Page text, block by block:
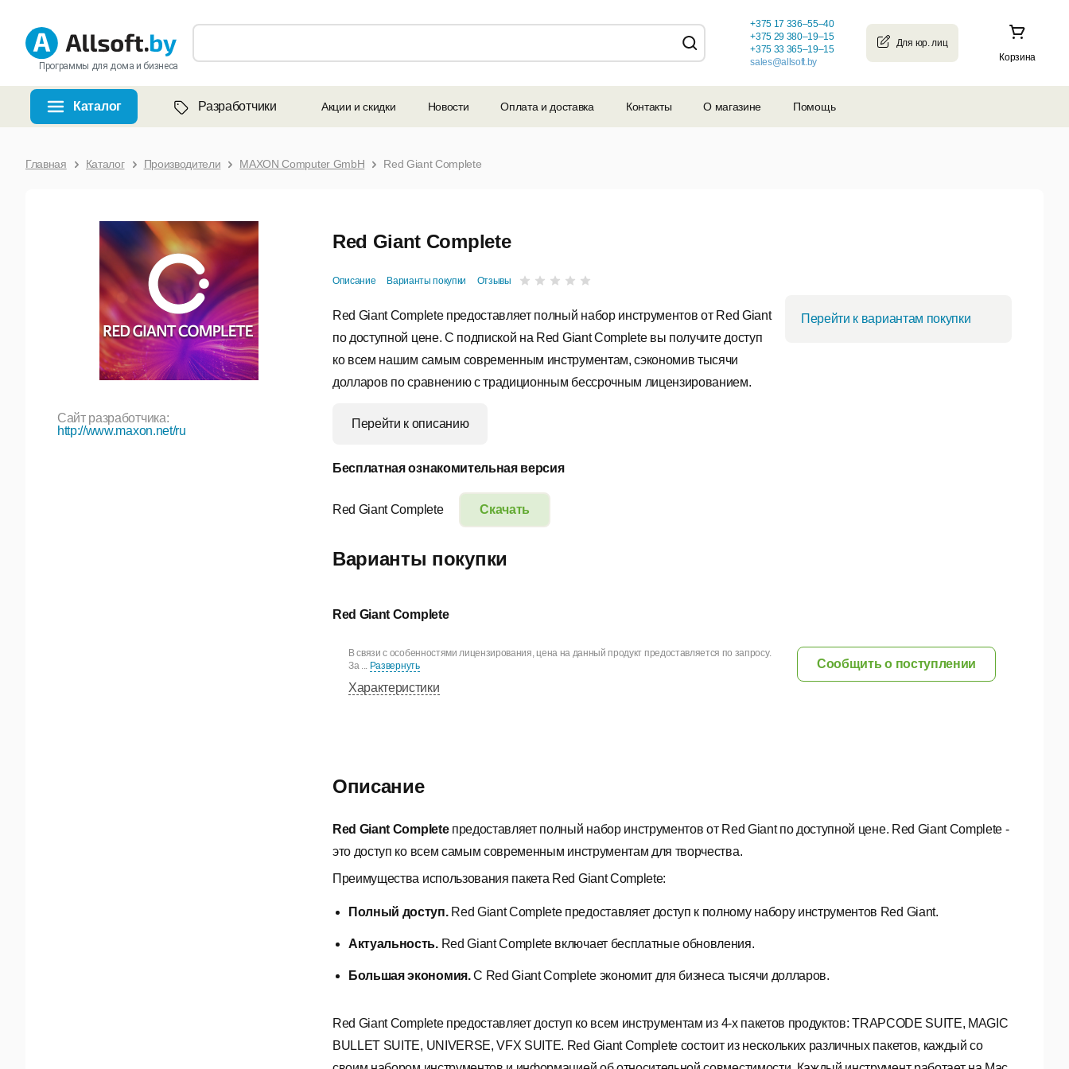
Программы для дома и бизнеса
Корзина
+375 17 336–55–40
+375 29 380–19–15
+375 33 365–19–15
sales@allsoft.by
Каталог Разработчики Акции и скидки Новости Оплата и доставка Контакты О магазине Помощь
Главная Каталог Производители MAXON Computer GmbH Red Giant Complete
Red Giant Complete
Описание Варианты покупки Отзывы
Сайт разработчика:
http://www.maxon.net/ru
Red Giant Complete предоставляет полный набор инструментов от Red Giant
по доступной цене. С подпиской на Red Giant Complete вы получите доступ
ко всем нашим самым современным инструментам, сэкономив тысячи
долларов по сравнению с традиционным бессрочным лицензированием.
Перейти к описанию
Перейти к вариантам покупки
Бесплатная ознакомительная версия
Скачать
Red Giant Complete
Описание
Red Giant Completeпредоставляет полный набор инструментов от Red Giant по доступной цене. Red Giant Complete -
это доступ ко всем самым современным инструментам для творчества.
Преимущества использования пакета Red Giant Complete:
Полный доступ.Red Giant Complete предоставляет доступ к полному набору инструментов Red Giant.
Актуальность.Red Giant Complete включает бесплатные обновления.
Большая экономия.С Red Giant Complete экономит для бизнеса тысячи долларов.
Red Giant Complete предоставляет доступ ко всем инструментам из 4-х пакетов продуктов: TRAPCODE SUITE, MAGIC
BULLET SUITE, UNIVERSE, VFX SUITE. Red Giant Complete состоит из нескольких различных пакетов, каждый со
Варианты покупки
Red Giant Complete
Сообщить о поступлении
В связи с особенностями лицензирования, цена на данный продукт предоставляется по запросу.
За ... Развернуть
Характеристики